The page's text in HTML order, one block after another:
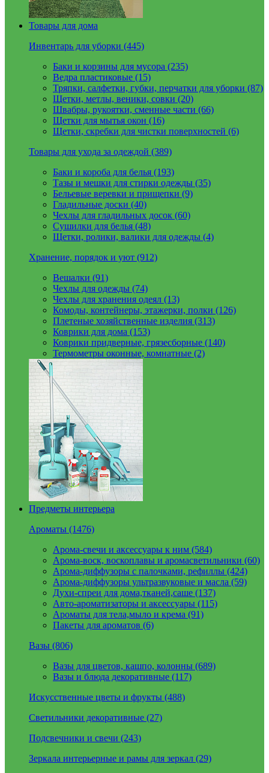
Товары для дома
Инвентарь для уборки (445)
Баки и корзины для мусора (235)
Ведра пластиковые (15)
Тряпки, салфетки, губки, перчатки для уборки (87)
Щетки, метлы, веники, совки (20)
Швабры, рукоятки, сменные части (66)
Щетки для мытья окон (16)
Щетки, скребки для чистки поверхностей (6)
Товары для ухода за одеждой (389)
Баки и короба для белья (193)
Тазы и мешки для стирки одежды (35)
Бельевые веревки и прищепки (9)
Гладильные доски (40)
Чехлы для гладильных досок (60)
Сушилки для белья (48)
Щетки, ролики, валики для одежды (4)
Хранение, порядок и уют (912)
Вешалки (91)
Чехлы для одежды (74)
Чехлы для хранения одеял (13)
Комоды, контейнеры, этажерки, полки (126)
Плетеные хозяйственные изделия (313)
Коврики для дома (153)
Коврики придверные, грязесборные (140)
Термометры оконные, комнатные (2)
Предметы интерьера
Ароматы (1476)
Арома-свечи и аксессуары к ним (584)
Арома-воск, воскоплавы и аромасветильники (60)
Арома-диффузоры с палочками, рефиллы (424)
Арома-диффузоры ультразвуковые и масла (59)
Духи-спреи для дома,тканей,саше (137)
Авто-ароматизаторы и аксессуары (115)
Ароматы для тела,мыло и крема (91)
Пакеты для ароматов (6)
Вазы (806)
Вазы для цветов, кашпо, колонны (689)
Вазы и блюда декоративные (117)
Искусственные цветы и фрукты (488)
Светильники декоративные (27)
Подсвечники и свечи (243)
Зеркала интерьерные и рамы для зеркал (29)